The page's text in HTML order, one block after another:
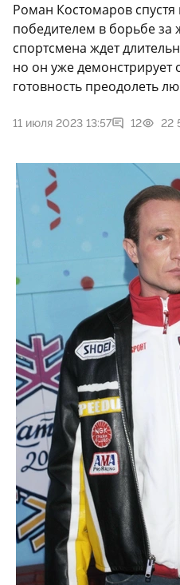
Роман Костомаров
победителем в борьбе за
спортсмена ждет
но он уже демонстрирует
готовность преодолеть
11 июля 2023 13:57 12 22